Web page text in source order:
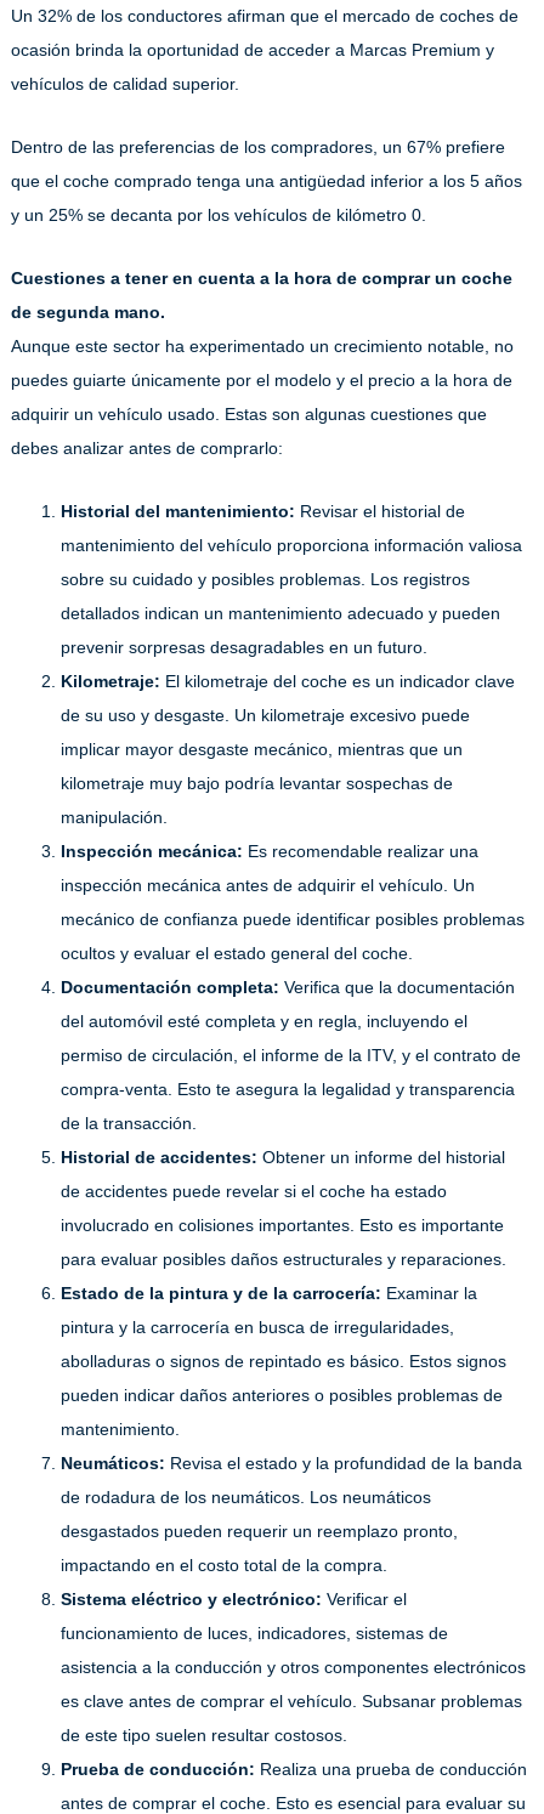
Un 32% de los conductores afirman que el mercado de coches de
ocasión brinda la oportunidad de acceder a Marcas Premium y
vehículos de calidad superior.
Dentro de las preferencias de los compradores, un 67% prefiere
que el coche comprado tenga una antigüedad inferior a los 5 años
y un 25% se decanta por los vehículos de kilómetro 0.
Cuestiones a tener en cuenta a la hora de comprar un coche
de segunda mano.
Aunque este sector ha experimentado un crecimiento notable, no
puedes guiarte únicamente por el modelo y el precio a la hora de
adquirir un vehículo usado. Estas son algunas cuestiones que
debes analizar antes de comprarlo:
Historial del mantenimiento: Revisar el historial de
mantenimiento del vehículo proporciona información valiosa
sobre su cuidado y posibles problemas. Los registros
detallados indican un mantenimiento adecuado y pueden
prevenir sorpresas desagradables en un futuro.
Kilometraje: El kilometraje del coche es un indicador clave
de su uso y desgaste. Un kilometraje excesivo puede
implicar mayor desgaste mecánico, mientras que un
kilometraje muy bajo podría levantar sospechas de
manipulación.
Inspección mecánica: Es recomendable realizar una
inspección mecánica antes de adquirir el vehículo. Un
mecánico de confianza puede identificar posibles problemas
ocultos y evaluar el estado general del coche.
Documentación completa: Verifica que la documentación
del automóvil esté completa y en regla, incluyendo el
permiso de circulación, el informe de la ITV, y el contrato de
compra-venta. Esto te asegura la legalidad y transparencia
de la transacción.
Historial de accidentes: Obtener un informe del historial
de accidentes puede revelar si el coche ha estado
involucrado en colisiones importantes. Esto es importante
para evaluar posibles daños estructurales y reparaciones.
Estado de la pintura y de la carrocería: Examinar la
pintura y la carrocería en busca de irregularidades,
abolladuras o signos de repintado es básico. Estos signos
pueden indicar daños anteriores o posibles problemas de
mantenimiento.
Neumáticos: Revisa el estado y la profundidad de la banda
de rodadura de los neumáticos. Los neumáticos
desgastados pueden requerir un reemplazo pronto,
impactando en el costo total de la compra.
Sistema eléctrico y electrónico: Verificar el
funcionamiento de luces, indicadores, sistemas de
asistencia a la conducción y otros componentes electrónicos
es clave antes de comprar el vehículo. Subsanar problemas
de este tipo suelen resultar costosos.
Prueba de conducción: Realiza una prueba de conducción
antes de comprar el coche. Esto es esencial para evaluar su